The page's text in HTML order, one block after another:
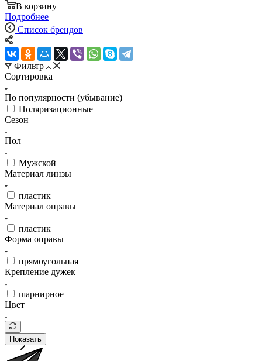
В корзину
Подробнее
Список брендов
Фильтр
Сортировка
По популярности (убывание)
Поляризационные
Сезон
Пол
Мужской
Материал линзы
пластик
Материал оправы
пластик
Форма оправы
прямоугольная
Крепление дужек
шарнирное
Цвет
Показать